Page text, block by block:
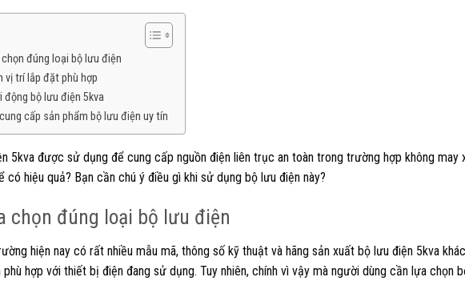
đúng loại bộ lưu điện
vị trí lắp đặt phù hợp
động bộ lưu điện 5kva
cấp sản phẩm bộ lưu điện uy tín
5kva được sử dụng để cung cấp nguồn điện liên trục an toàn trong trường hợp không
có hiệu quả? Bạn cần chú ý điều gì khi sử dụng bộ lưu điện này?
chọn đúng loại bộ lưu điện
hiện nay có rất nhiều mẫu mã, thông số kỹ thuật và hãng sản xuất bộ lưu điện 5kva
phù hợp với thiết bị điện đang sử dụng. Tuy nhiên, chính vì vậy mà người dùng cần lựa chọn